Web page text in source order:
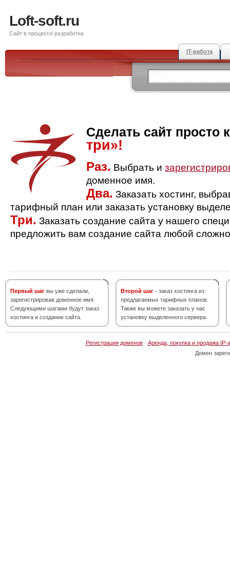
Loft-soft.ru
Сайт в процессе разработки
IT-работа
Сделать сайт просто
три»!
Раз. Выбрать и
доменное имя.
Два. Заказать хостинг,
тарифный план или заказать установку
Три. Заказать создание сайта у нашего
предложить вам создание сайта любой
Первый шаг вы уже сделали,
зарегистрировав доменное имя.
Следующими шагами будут заказ
хостинга и создание сайта.
Второй шаг - заказ хостинга из
предлагаемых тарифных планов.
Также вы можете заказать у нас
установку выделенного сервера.
Регистрация доменов· Аренда, покупка и продажа IP-
Домен